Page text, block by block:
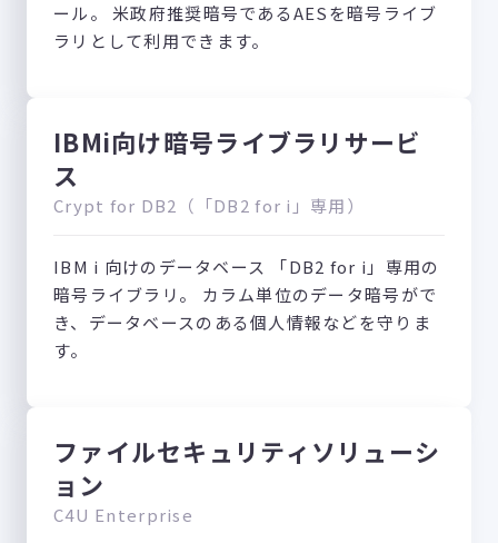
ール。 米政府推奨暗号であるAESを暗号ライブ
ラリとして利用できます。
IBMi向け暗号ライブラリサービ
ス
Crypt for DB2（「DB2 for i」専用）
IBM i 向けのデータベース 「DB2 for i」専用の
暗号ライブラリ。 カラム単位のデータ暗号がで
き、データベースのある個人情報などを守りま
す。
ファイルセキュリティソリューシ
ョン
C4U Enterprise